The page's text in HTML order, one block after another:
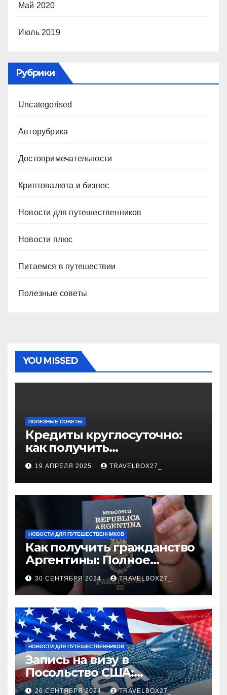
Май 2020
Июль 2019
Рубрики
Uncategorised
Авторубрика
Достопримечательности
Криптовалюта и бизнес
Новости для путешественников
Новости плюс
Питаемся в путешествии
Полезные советы
YOU MISSED
ПОЛЕЗНЫЕ СОВЕТЫ
Кредиты круглосуточно:
как получить
финансирование в любое
время
19 АПРЕЛЯ 2025 TRAVELBOX27_
НОВОСТИ ДЛЯ ПУТЕШЕСТВЕННИКОВ
Как получить гражданство
Аргентины: Полное
руководство
30 СЕНТЯБРЯ 2024 TRAVELBOX27_
НОВОСТИ ДЛЯ ПУТЕШЕСТВЕННИКОВ
Запись на визу в
Посольство США:
Пошаговое руководство
26 СЕНТЯБРЯ 2024 TRAVELBOX27_